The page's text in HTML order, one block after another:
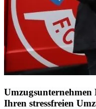
Ihren stressfreien